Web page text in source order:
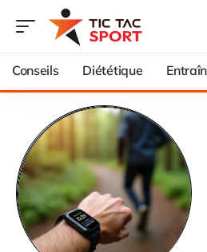
Conseils Diététique